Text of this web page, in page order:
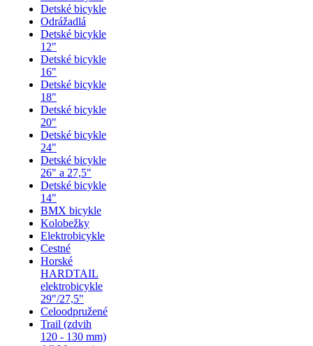
Detské bicykle
Odrážadlá
Detské bicykle
12"
Detské bicykle
16"
Detské bicykle
18"
Detské bicykle
20"
Detské bicykle
24"
Detské bicykle
26" a 27,5"
Detské bicykle
14"
BMX bicykle
Kolobežky
Elektrobicykle
Cestné
Horské
HARDTAIL
elektrobicykle
29"/27,5"
Celoodpružené
Trail (zdvih
120 - 130 mm)